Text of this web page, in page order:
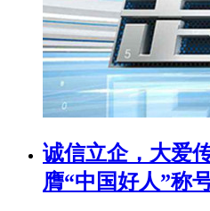
诚信立企，大爱
膺“中国好人”称